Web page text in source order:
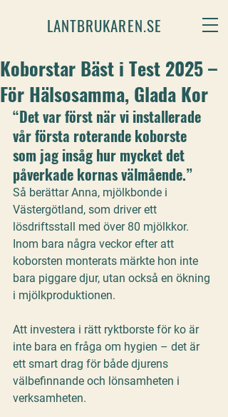
LANTBRUKAREN.SE
Koborstar Bäst i Test 2025 –
För Hälsosamma, Glada Kor
“Det var först när vi installerade
vår första roterande koborste
som jag insåg hur mycket det
påverkade kornas välmående.”
Så berättar Anna, mjölkbonde i
Västergötland, som driver ett
lösdriftsstall med över 80 mjölkkor.
Inom bara några veckor efter att
koborsten monterats märkte hon inte
bara piggare djur, utan också en ökning
i mjölkproduktionen.
Att investera i rätt ryktborste för ko är
inte bara en fråga om hygien – det är
ett smart drag för både djurens
välbefinnande och lönsamheten i
verksamheten.